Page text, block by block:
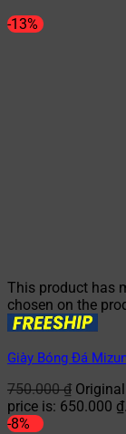
-13%
This product has
chosen on the
Giày Bóng Đá
750.000₫
price is: 650.000 ₫.
-8%